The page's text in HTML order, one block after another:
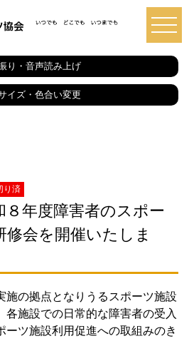
り・音声読み上げ
イズ・色合い変更
り済
８年度障害者のスポー
修会を開催いたしま
施の拠点となりうるスポーツ施設
各施設での日常的な障害者の受入
ーツ施設利用促進への取組みのき